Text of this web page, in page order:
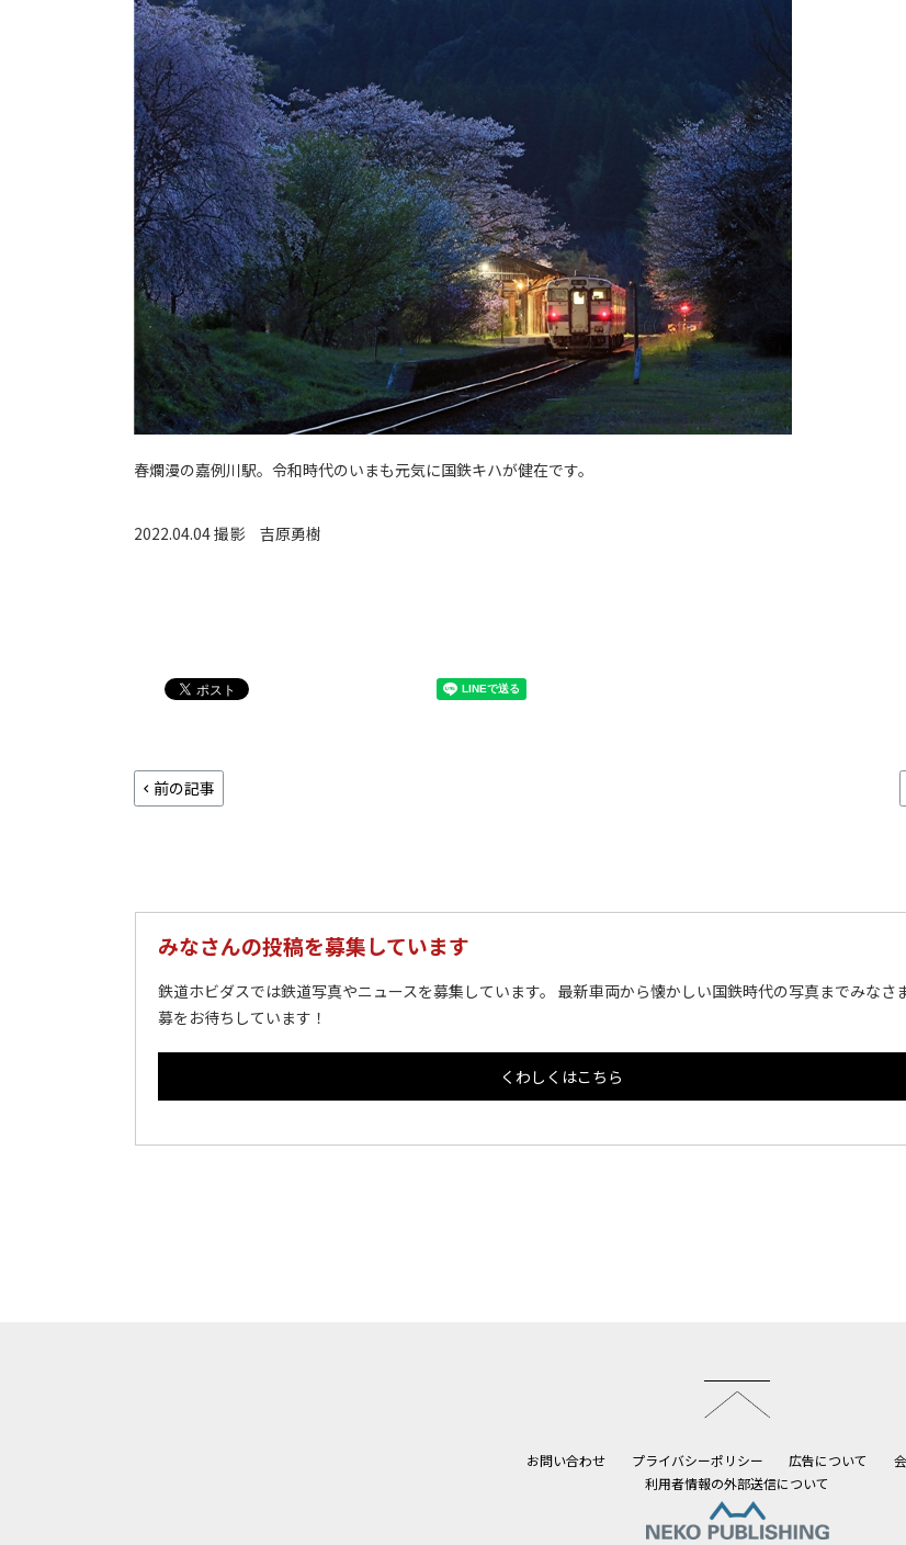
春爛漫の嘉例川駅。令和時代のいまも元気に国鉄キハが健在です。
2022.04.04 撮影 吉原勇樹
前の記事
みなさんの投稿を募集しています
鉄道ホビダスでは鉄道写真やニュースを募集しています。 最新車両から懐かしい国鉄時代の写真までみなさ
募をお待ちしています！
くわしくはこちら
お問い合わせ プライバシーポリシー 広告について
利用者情報の外部送信について